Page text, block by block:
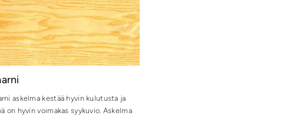
askelma kestää hyvin kulutusta ja
on hyvin voimakas syykuvio. Askelma